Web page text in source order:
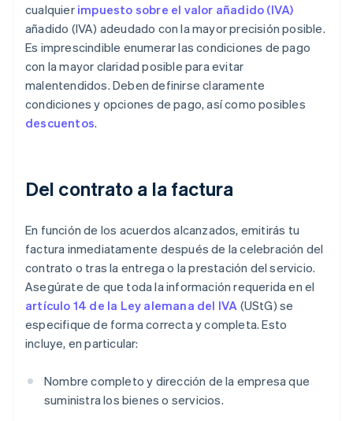
cualquier impuesto sobre el valor añadido (IVA)
añadido (IVA) adeudado con la mayor precisión posible.
Es imprescindible enumerar las condiciones de pago
con la mayor claridad posible para evitar
malentendidos. Deben definirse claramente
condiciones y opciones de pago, así como posibles
descuentos.
Del contrato a la factura
En función de los acuerdos alcanzados, emitirás tu
factura inmediatamente después de la celebración del
contrato o tras la entrega o la prestación del servicio.
Asegúrate de que toda la información requerida en el
artículo 14 de la Ley alemana del IVA (UStG) se
especifique de forma correcta y completa. Esto
incluye, en particular:
Nombre completo y dirección de la empresa que
suministra los bienes o servicios.